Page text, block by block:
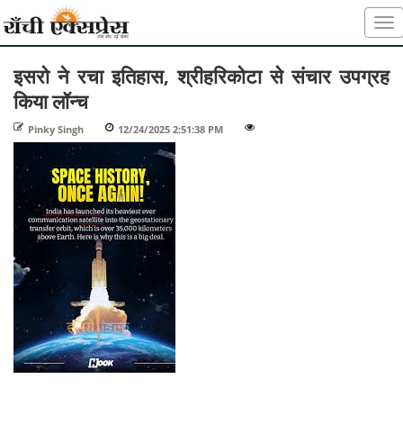
इसरो ने रचा इतिहास, श्रीहरिकोटा से संचार उपग्रह
किया लॉन्च
Pinky Singh 12/24/2025 2:51:38 PM